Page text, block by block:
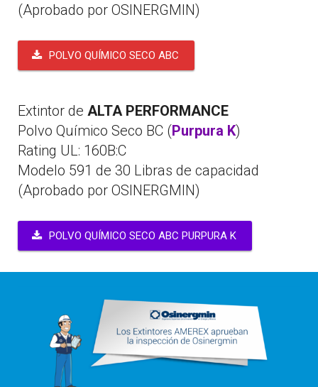
(Aprobado por OSINERGMIN)
POLVO QUÍMICO SECO ABC
Extintor de ALTA PERFORMANCE
Polvo Químico Seco BC (Purpura K)
Rating UL: 160B:C
Modelo 591 de 30 Libras de capacidad
(Aprobado por OSINERGMIN)
POLVO QUÍMICO SECO ABC PURPURA K